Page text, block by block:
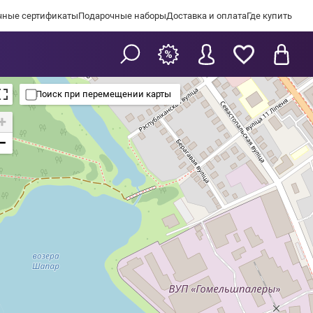
сертификатыПодарочные наборыДоставка и оплатаГде купить
Поиск при перемещении карты